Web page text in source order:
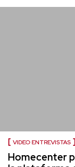
VIDEO ENTREVISTAS
Homecenter